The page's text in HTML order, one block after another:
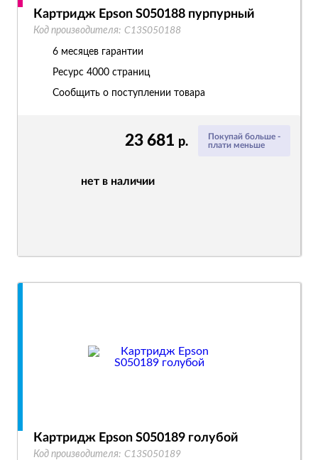
Покупай больше -
плати меньше
23 681 р.
нет в наличии
Картридж Epson S050188 пурпурный
Код производителя: C13S050188
6 месяцев гарантии
Ресурс 4000 страниц
Сообщить о поступлении товара
Картридж Epson S050189 голубой
Код производителя: C13S050189